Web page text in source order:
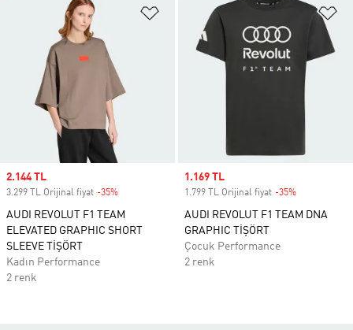
Favori Listesine Ekle
Sale price
2.144 TL
3.299 TL Orijinal fiyat -35%
AUDI REVOLUT F1 TEAM
ELEVATED GRAPHIC SHORT
SLEEVE TİŞÖRT
Kadın Performance
2 renk
Sale price
1.169 TL
1.799 TL Orijinal fiyat -35%
AUDI REVOLUT F1 TEAM DNA
GRAPHIC TİŞÖRT
Çocuk Performance
2 renk